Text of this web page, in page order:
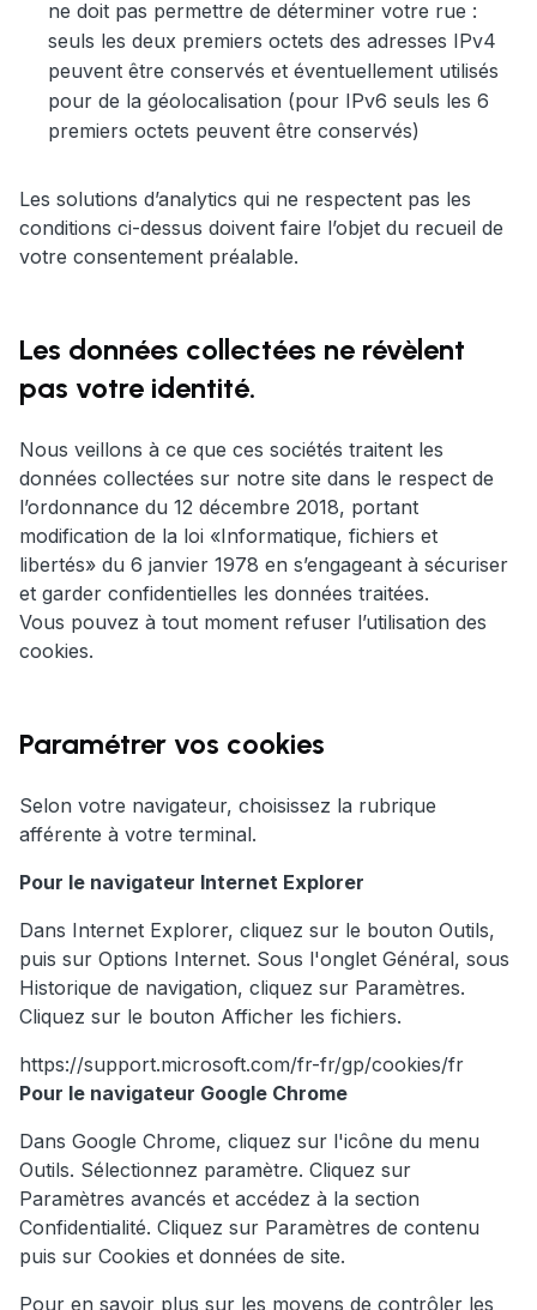
ne doit pas permettre de déterminer votre rue :
seuls les deux premiers octets des adresses IPv4
peuvent être conservés et éventuellement utilisés
pour de la géolocalisation (pour IPv6 seuls les 6
premiers octets peuvent être conservés)
Les solutions d’analytics qui ne respectent pas les
conditions ci-dessus doivent faire l’objet du recueil de
votre consentement préalable.
Les données collectées ne révèlent
pas votre identité.
Nous veillons à ce que ces sociétés traitent les
données collectées sur notre site dans le respect de
l’ordonnance du 12 décembre 2018, portant
modification de la loi «Informatique, fichiers et
libertés» du 6 janvier 1978 en s’engageant à sécuriser
et garder confidentielles les données traitées.
Vous pouvez à tout moment refuser l’utilisation des
cookies.
Paramétrer vos cookies
Selon votre navigateur, choisissez la rubrique
afférente à votre terminal.
Pour le navigateur Internet Explorer
Dans Internet Explorer, cliquez sur le bouton Outils,
puis sur Options Internet. Sous l'onglet Général, sous
Historique de navigation, cliquez sur Paramètres.
Cliquez sur le bouton Afficher les fichiers.
https://support.microsoft.com/fr-fr/gp/cookies/fr
Pour le navigateur Google Chrome
Dans Google Chrome, cliquez sur l'icône du menu
Outils. Sélectionnez paramètre. Cliquez sur
Paramètres avancés et accédez à la section
Confidentialité. Cliquez sur Paramètres de contenu
puis sur Cookies et données de site.
Pour en savoir plus sur les moyens de contrôler les